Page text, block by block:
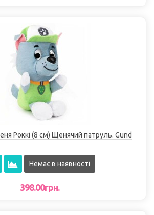
Роккі (8 см) Щенячий патруль. Gund
Немає в наявності
398.00грн.